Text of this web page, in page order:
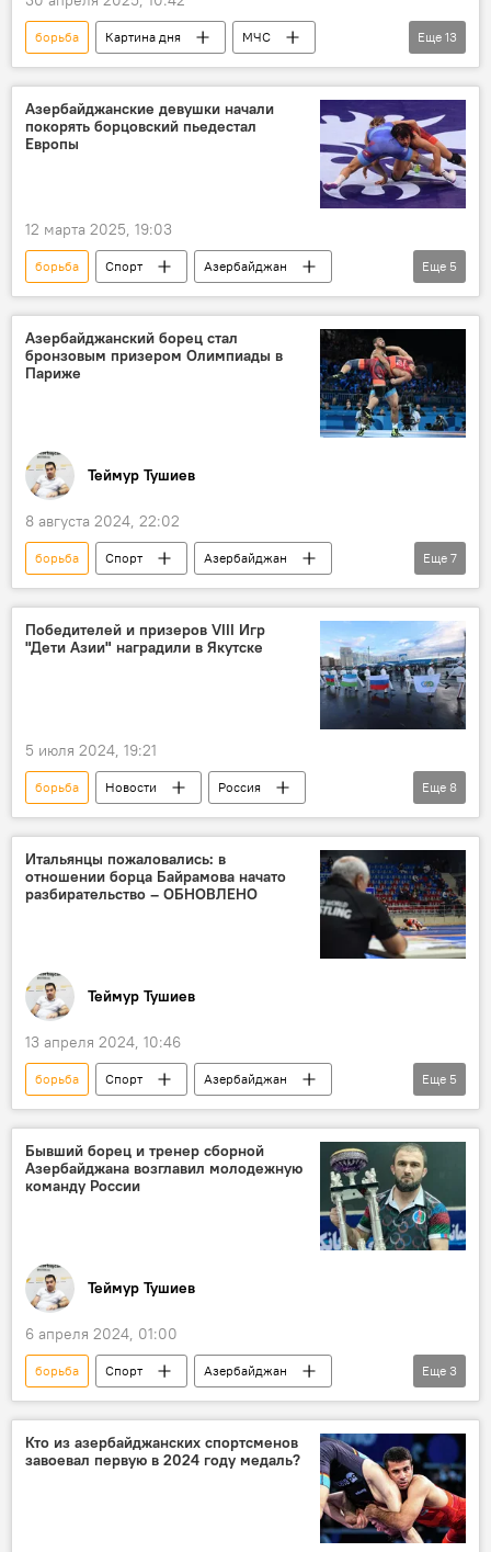
борьба Картина дня
МЧС
Лесной пожар
Грузия
Азербайджан
МВД
взаимодействие
Муниципалитет
Еще 13
Азербайджанские девушки начали
покорять борцовский пьедестал
Европы
12 марта 2025, 19:03
борьба Спорт
Азербайджан
Вольная борьба
Чемпионат Европы
Золотая Медаль
женская сборная
Еще 5
Азербайджанский борец стал
бронзовым призером Олимпиады в
Париже
Теймур Тушиев
8 августа 2024, 22:02
борьба Спорт
Азербайджан
Франция
Париж
Олимпиада-2024
Медаль
Победа
Бокс
Дзюдо
Еще 7
Победителей и призеров VIII Игр
"Дети Азии" наградили в Якутске
5 июля 2024, 19:21
борьба Новости
Россия
VIII Игры "Дети Азии"
Якутия
Медали
Награждение
Спорт
Азербайджан
Казахстан
Еще 8
Итальянцы пожаловались: в
отношении борца Байрамова начато
разбирательство – ОБНОВЛЕНО
Теймур Тушиев
13 апреля 2024, 10:46
борьба Спорт
Азербайджан
МИД Азербайджана
Вольная борьба
сборная Азербайджана
Олимпиада
Баку
Еще 5
Бывший борец и тренер сборной
Азербайджана возглавил молодежную
команду России
Теймур Тушиев
6 апреля 2024, 01:00
борьба Спорт
Азербайджан
Чемпионат Азербайджана по борьбе
главный тренер
Россия
Еще 3
Кто из азербайджанских спортсменов
завоевал первую в 2024 году медаль?